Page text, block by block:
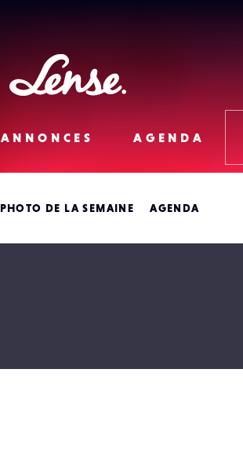
Lense
ANNONCES AGENDA
PHOTO DE LA SEMAINE AGENDA